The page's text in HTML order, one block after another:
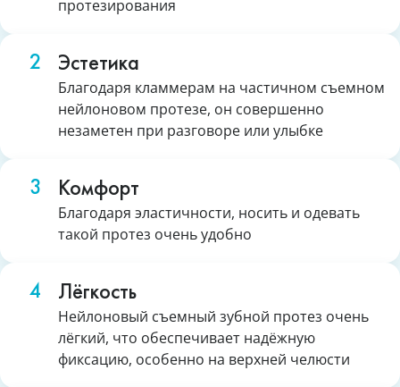
протезирования
Эстетика
Благодаря кламмерам на частичном съемном
нейлоновом протезе, он совершенно
незаметен при разговоре или улыбке
Комфорт
Благодаря эластичности, носить и одевать
такой протез очень удобно
Лёгкость
Нейлоновый съемный зубной протез очень
лёгкий, что обеспечивает надёжную
фиксацию, особенно на верхней челюсти